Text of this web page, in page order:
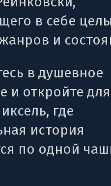
в себе
и
в душевное
и откройте
где
история
по одной